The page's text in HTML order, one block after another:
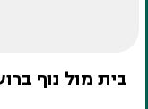
בית מול נוף